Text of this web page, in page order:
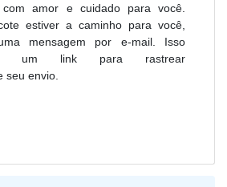
com amor e cuidado para você.
estiver a caminho para você,
mensagem por e-mail. Isso
um link para rastrear
seu envio.